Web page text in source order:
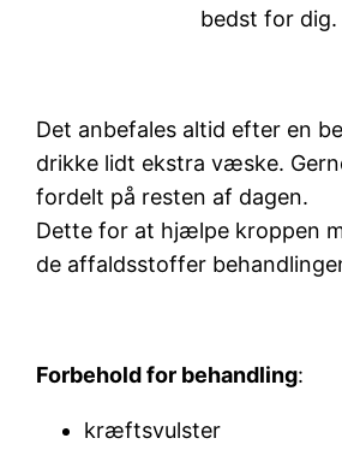
bedst for dig.
Det anbefales altid efter en
drikke lidt ekstra væske.
fordelt på resten af dagen.
Dette for at hjælpe kroppen
de affaldsstoffer
Forbehold for behandling:
kræftsvulster